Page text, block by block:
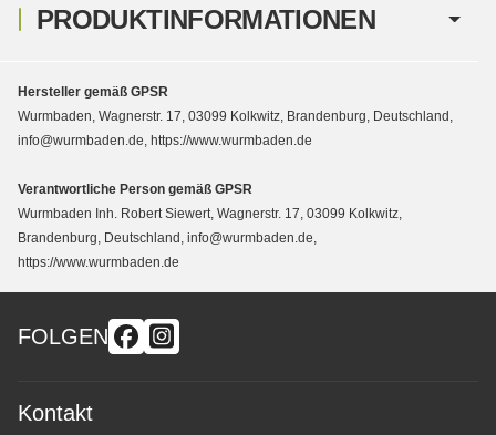
PRODUKTINFORMATIONEN
Hersteller gemäß GPSR
Wurmbaden, Wagnerstr. 17, 03099 Kolkwitz, Brandenburg, Deutschland,
info@wurmbaden.de, https://www.wurmbaden.de
Verantwortliche Person gemäß GPSR
Wurmbaden Inh. Robert Siewert, Wagnerstr. 17, 03099 Kolkwitz,
Brandenburg, Deutschland, info@wurmbaden.de,
https://www.wurmbaden.de
FOLGEN
Kontakt